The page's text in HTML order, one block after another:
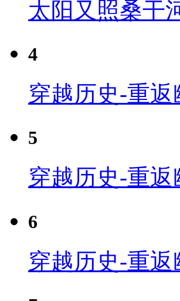
太阳又照桑干
4
穿越历史-重
5
穿越历史-重
6
穿越历史-重